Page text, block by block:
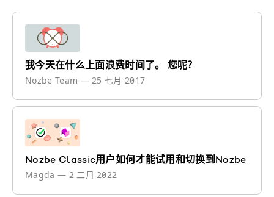
我今天在什么上面浪费时间了。 您呢？
Nozbe Team — 25 七月 2017
Nozbe Classic用户如何才能试用和切换到Nozbe
Magda — 2 二月 2022